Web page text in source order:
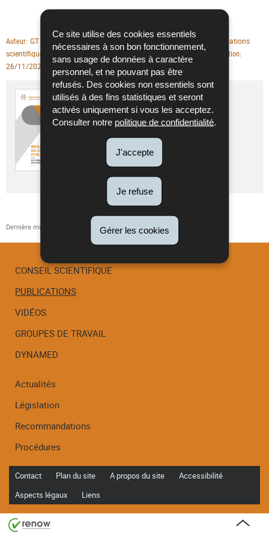
Ce site utilise des cookies essentiels
nécessaires à son bon fonctionnement,
sans usage de données à caractère
personnel, et ne pouvant pas être
refusés. Des cookies non essentiels sont
utilisés à des fins statistiques et seront
activés uniquement si vous les acceptez.
Consulter notre politique de confidentialité
J'accepte
Je refuse
Gérer les cookies
Auteur GT Pathologies cardio-vasculaires
Publications
scientifiques
Pathologies cardio-vasculaires Date de parution
26/11/2025 Conseil scientifique
Modalités de prise en charge des
dyslipidémies (2025)
Langue : Français
Pdf - 1,23 Mo - 41 page(s)
Télécharger
Dernière mise à jour 11/12/2025
Menu
de
navigation
CONSEIL SCIENTIFIQUE
PUBLICATIONS
VIDÉOS
GROUPES DE TRAVAIL
DYNAMED
Actualités
Législation
Recommandations
Procédures
Contact Plan du site A propos du site
Accessibilité
Aspects légaux
Liens
Haut
de